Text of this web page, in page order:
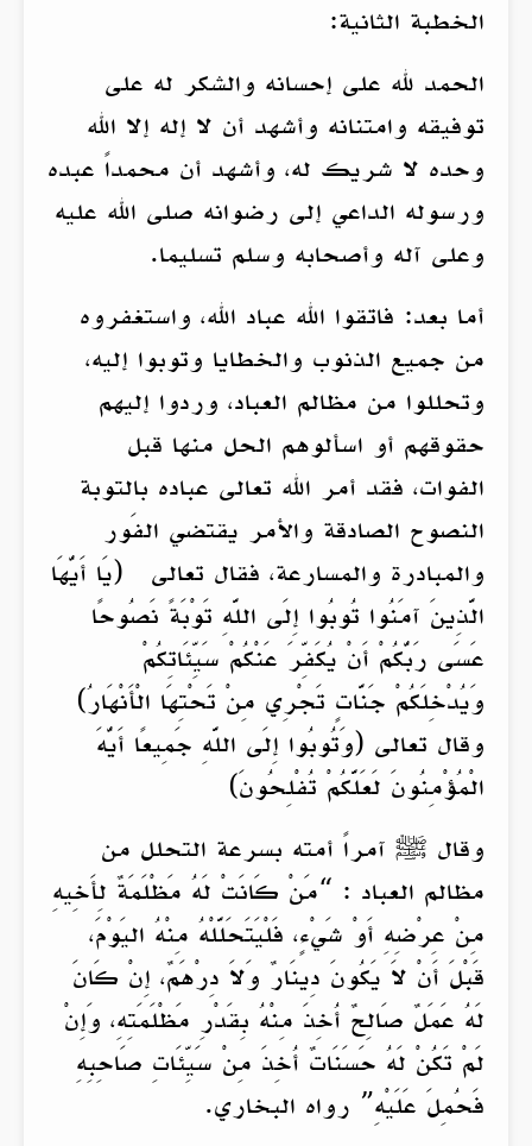
الخطبة الثانية:
الحمد لله على إحسانه والشكر له على
توفيقه وامتنانه وأشهد أن لا إله إلا الله
وحده لا شريك له، وأشهد أن محمداً عبده
ورسوله الداعي إلى رضوانه صلى الله عليه
وعلى آله وأصحابه وسلم تسليما.
أما بعد: فاتقوا الله عباد الله، واستغفروه
من جميع الذنوب والخطايا وتوبوا إليه،
وتحللوا من مظالم العباد، وردوا إليهم
حقوقهم أو اسألوهم الحل منها قبل
الفوات، فقد أمر الله تعالى عباده بالتوبة
النصوح الصادقة والأمر يقتضي الفَور
والمبادرة والمسارعة، فقال تعالى (يَا أَيُّهَا
الَّذِينَ آمَنُوا تُوبُوا إِلَى اللَّهِ تَوْبَةً نَصُوحًا
عَسَى رَبُّكُمْ أَنْ يُكَفِّرَ عَنْكُمْ سَيِّئَاتِكُمْ
وَيُدْخِلَكُمْ جَنَّاتٍ تَجْرِي مِنْ تَحْتِهَا الْأَنْهَارُ)
وقال تعالى (وَتُوبُوا إِلَى اللَّهِ جَمِيعًا أَيُّهَ
الْمُؤْمِنُونَ لَعَلَّكُمْ تُفْلِحُونَ)
وقال ﷺ آمراً أمته بسرعة التحلل من
مظالم العباد : “مَنْ كَانَتْ لَهُ مَظْلَمَةٌ لِأَخِيهِ
مِنْ عِرْضِهِ أَوْ شَيْءٍ، فَلْيَتَحَلَّلْهُ مِنْهُ اليَوْمَ،
قَبْلَ أَنْ لاَ يَكُونَ دِينَارٌ وَلاَ دِرْهَمٌ، إِنْ كَانَ
لَهُ عَمَلٌ صَالِحٌ أُخِذَ مِنْهُ بِقَدْرِ مَظْلَمَتِهِ، وَإِنْ
لَمْ تَكُنْ لَهُ حَسَنَاتٌ أُخِذَ مِنْ سَيِّئَاتِ صَاحِبِهِ
فَحُمِلَ عَلَيْهِ” رواه البخاري.